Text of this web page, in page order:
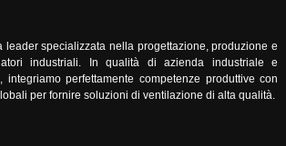
leader specializzata nella progettazione, produzione e
industriali. In qualità di azienda industriale e
integriamo perfettamente competenze produttive con
per fornire soluzioni di ventilazione di alta qualità.